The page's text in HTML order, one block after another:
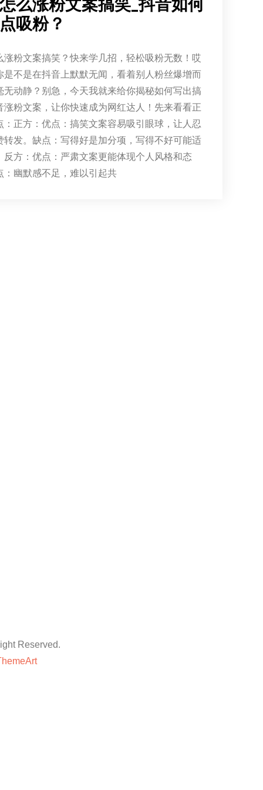
么涨粉文案搞笑_抖音如何
吸粉？
涨粉文案搞笑？快来学几招，轻松吸粉无数！哎
是不是在抖音上默默无闻，看着别人粉丝爆增而
无动静？别急，今天我就来给你揭秘如何写出搞
涨粉文案，让你快速成为网红达人！先来看看正
：正方：优点：搞笑文案容易吸引眼球，让人忍
转发。缺点：写得好是加分项，写得不好可能适
反方：优点：严肃文案更能体现个人风格和态
：幽默感不足，难以引起共
Reserved.